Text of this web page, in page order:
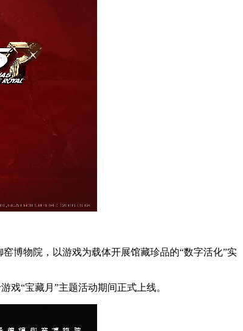
博物院，以游戏为载体开展馆藏珍品的“数字活化”实
戏“宝藏月”主题活动期间正式上线。